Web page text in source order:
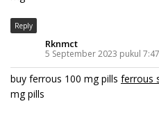
Reply
Rknmct
5 September 2023 pukul
buy ferrous 100 mg pills ferrous
mg pills